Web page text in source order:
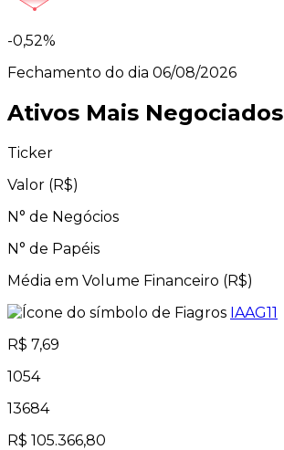
-0,52%
Fechamento do dia 06/08/2026
Ativos Mais Negociados
Ticker
Valor (R$)
N° de Negócios
N° de Papéis
Média em Volume Financeiro (R$)
IAAG11
R$ 7,69
1054
13684
R$ 105.366,80